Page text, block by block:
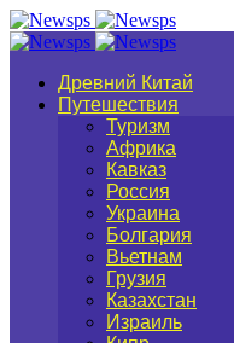
Древний Китай
Путешествия
Туризм
Африка
Кавказ
Россия
Украина
Болгария
Вьетнам
Грузия
Казахстан
Израиль